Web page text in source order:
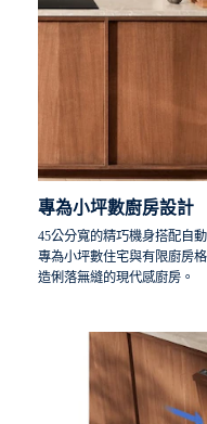
專為小坪數廚房設計
45公分寬的精巧機身搭配自
專為小坪數住宅與有限廚房
造俐落無縫的現代感廚房。